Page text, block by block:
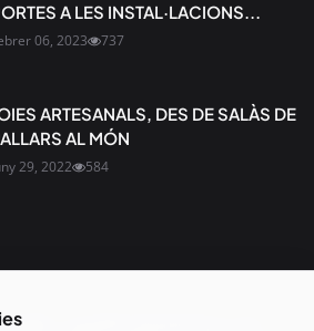
A LES INSTAL·LACIONS...
06, 2023 737
ARTESANALS, DES DE SALÀS DE
AL MÓN
29, 2022 584
i enviada directament al teu